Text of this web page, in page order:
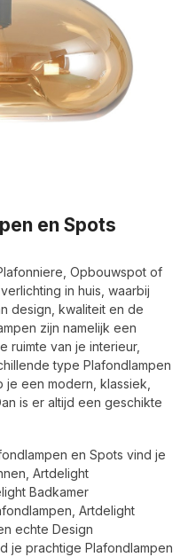
en Spots
Opbouwspot of
in huis, waarbij
design, kwaliteit en de
zijn namelijk een
ruimte van je interieur,
type Plafondlampen
je een modern, klassiek,
is er altijd een geschikte
en Spots vind je
Artdelight
Badkamer
Artdelight
echte Design
je prachtige Plafondlampen